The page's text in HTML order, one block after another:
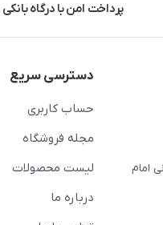
پرداخت امن با درگاه بانکی
امام
دسترسی سریع
حساب کاربری
مجله فروشگاه
لیست محصولات
درباره ما